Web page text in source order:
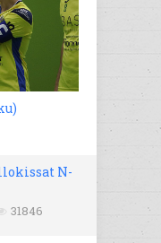
N-
31846